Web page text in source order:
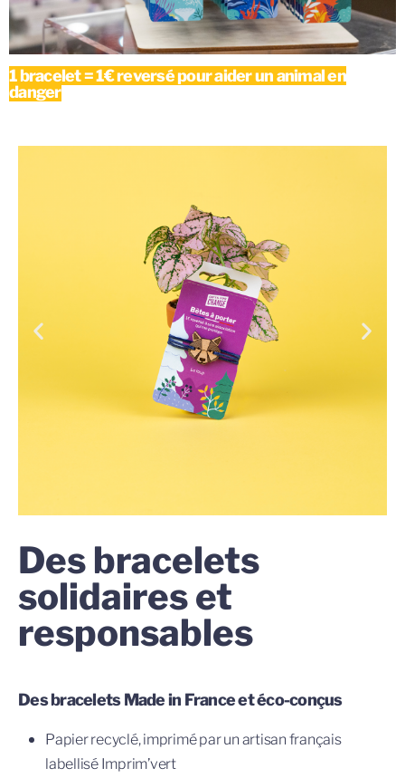
1 bracelet = 1€ reversé pour aider un animal en
danger
Des bracelets
solidaires et
responsables
Des bracelets Made in France et éco-conçus
Papier recyclé, imprimé par un artisan français
labellisé Imprim’vert